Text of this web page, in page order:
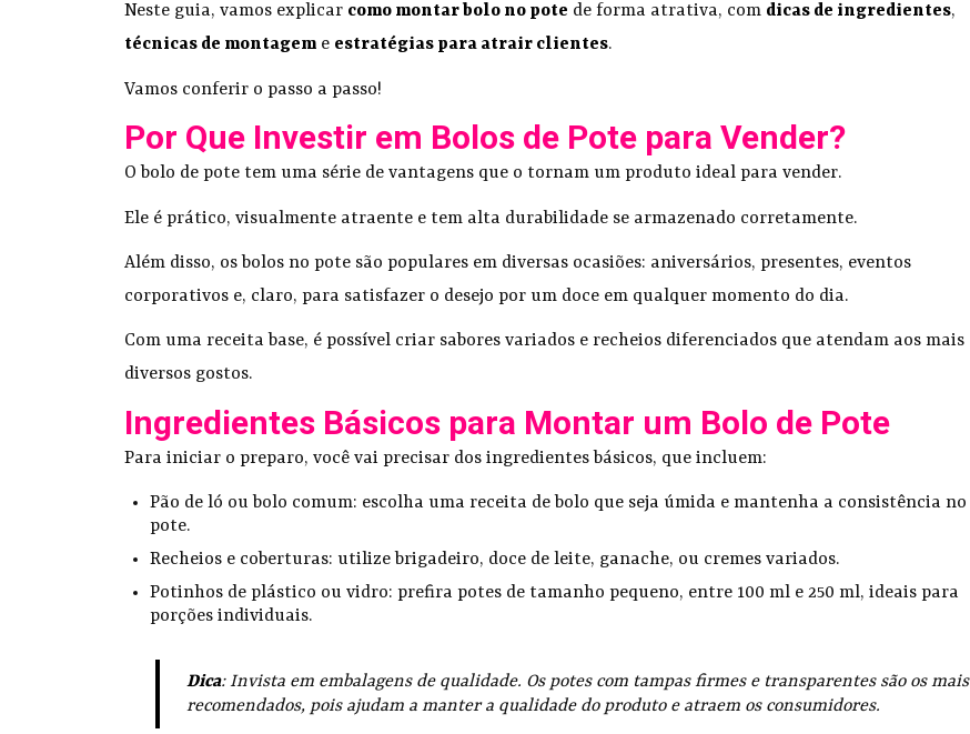
Neste guia, vamos explicar como montar bolo no pote de forma atrativa, com dicas de ingredientes,
técnicas de montagem e estratégias para atrair clientes.
Vamos conferir o passo a passo!
Por Que Investir em Bolos de Pote para Vender?
O bolo de pote tem uma série de vantagens que o tornam um produto ideal para vender.
Ele é prático, visualmente atraente e tem alta durabilidade se armazenado corretamente.
Além disso, os bolos no pote são populares em diversas ocasiões: aniversários, presentes, eventos
corporativos e, claro, para satisfazer o desejo por um doce em qualquer momento do dia.
Com uma receita base, é possível criar sabores variados e recheios diferenciados que atendam aos mais
diversos gostos.
Ingredientes Básicos para Montar um Bolo de Pote
Para iniciar o preparo, você vai precisar dos ingredientes básicos, que incluem:
Pão de ló ou bolo comum: escolha uma receita de bolo que seja úmida e mantenha a consistência no
pote.
Recheios e coberturas: utilize brigadeiro, doce de leite, ganache, ou cremes variados.
Potinhos de plástico ou vidro: prefira potes de tamanho pequeno, entre 100 ml e 250 ml, ideais para
porções individuais.
Dica: Invista em embalagens de qualidade. Os potes com tampas firmes e transparentes são os mais
recomendados, pois ajudam a manter a qualidade do produto e atraem os consumidores.